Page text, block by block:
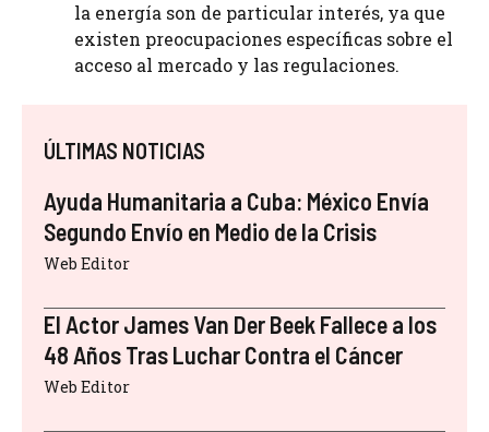
la energía son de particular interés, ya que
existen preocupaciones específicas sobre el
acceso al mercado y las regulaciones.
ÚLTIMAS NOTICIAS
Ayuda Humanitaria a Cuba: México Envía
Segundo Envío en Medio de la Crisis
Web Editor
El Actor James Van Der Beek Fallece a los
48 Años Tras Luchar Contra el Cáncer
Web Editor